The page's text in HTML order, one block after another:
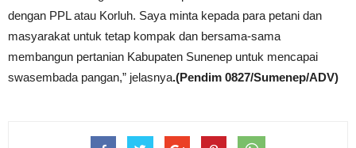
dengan PPL atau Korluh. Saya minta kepada para petani dan
masyarakat untuk tetap kompak dan bersama-sama
membangun pertanian Kabupaten Sunenep untuk mencapai
swasembada pangan,” jelasnya.(Pendim 0827/Sumenep/ADV)